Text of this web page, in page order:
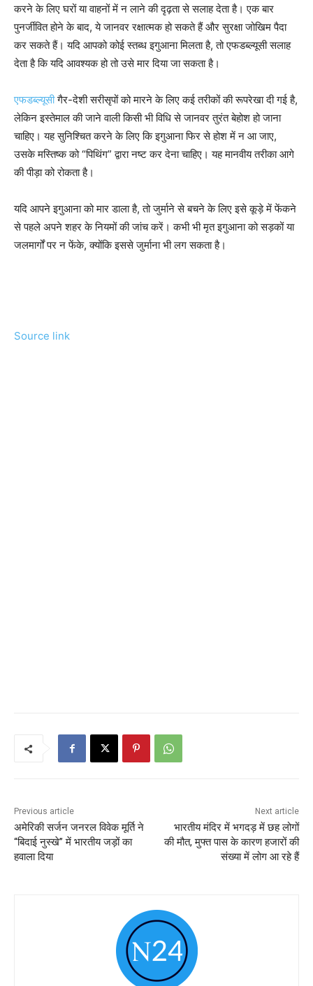
करने के लिए घरों या वाहनों में न लाने की दृढ़ता से सलाह देता है। एक बार
पुनर्जीवित होने के बाद, ये जानवर रक्षात्मक हो सकते हैं और सुरक्षा जोखिम पैदा
कर सकते हैं। यदि आपको कोई स्तब्ध इगुआना मिलता है, तो एफडब्ल्यूसी सलाह
देता है कि यदि आवश्यक हो तो उसे मार दिया जा सकता है।
एफडब्ल्यूसीगैर-देशी सरीसृपों को मारने के लिए कई तरीकों की रूपरेखा दी गई है,
लेकिन इस्तेमाल की जाने वाली किसी भी विधि से जानवर तुरंत बेहोश हो जाना
चाहिए। यह सुनिश्चित करने के लिए कि इगुआना फिर से होश में न आ जाए,
उसके मस्तिष्क को “पिथिंग” द्वारा नष्ट कर देना चाहिए। यह मानवीय तरीका आगे
की पीड़ा को रोकता है।
यदि आपने इगुआना को मार डाला है, तो जुर्माने से बचने के लिए इसे कूड़े में फेंकने
से पहले अपने शहर के नियमों की जांच करें। कभी भी मृत इगुआना को सड़कों या
जलमार्गों पर न फेंके, क्योंकि इससे जुर्माना भी लग सकता है।
Source link
Previous article
अमेरिकी सर्जन जनरल विवेक मूर्ति ने
“बिदाई नुस्खे” में भारतीय जड़ों का
हवाला दिया
Next article
भारतीय मंदिर में भगदड़ में छह लोगों
की मौत, मुफ्त पास के कारण हजारों की
संख्या में लोग आ रहे हैं